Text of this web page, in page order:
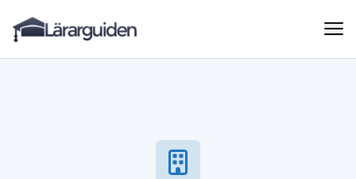
Hoppa till innehåll
Lärarguiden